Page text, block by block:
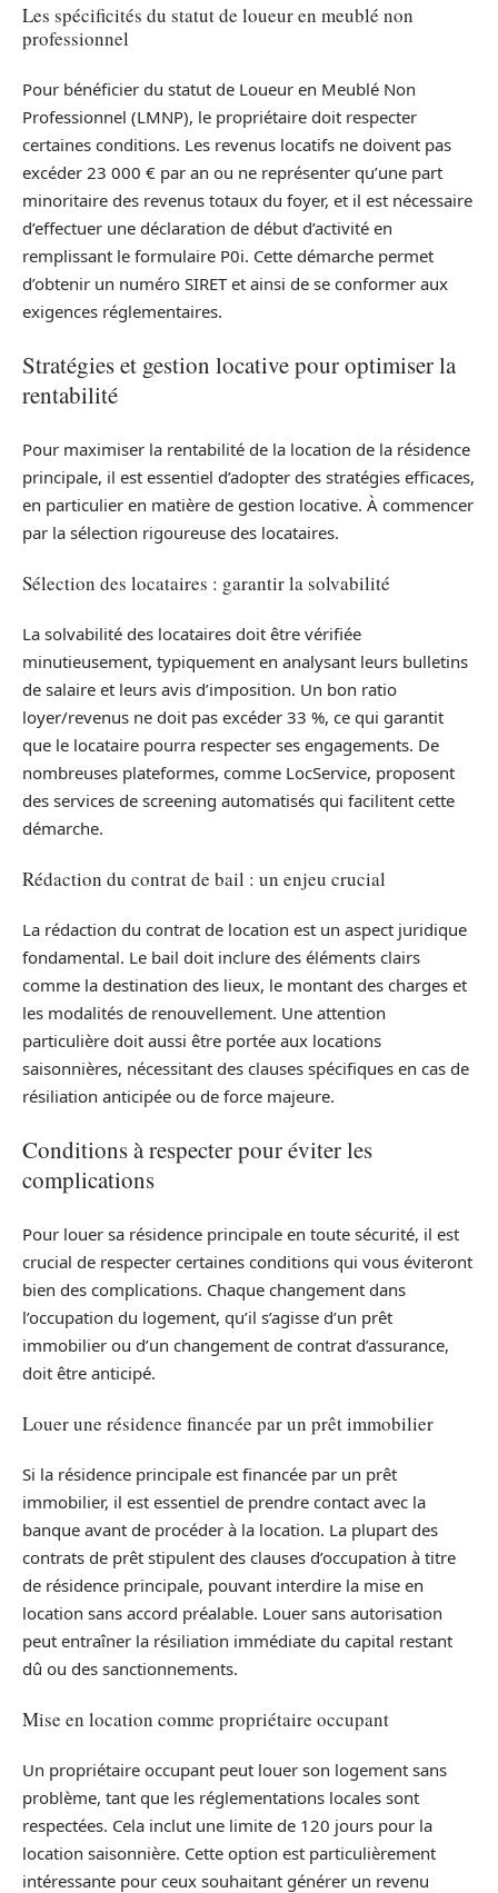
Les spécificités du statut de loueur en meublé non
professionnel
Pour bénéficier du statut de Loueur en Meublé Non
Professionnel (LMNP), le propriétaire doit respecter
certaines conditions. Les revenus locatifs ne doivent pas
excéder 23 000 € par an ou ne représenter qu’une part
minoritaire des revenus totaux du foyer, et il est nécessaire
d’effectuer une déclaration de début d’activité en
remplissant le formulaire P0i. Cette démarche permet
d’obtenir un numéro SIRET et ainsi de se conformer aux
exigences réglementaires.
Stratégies et gestion locative pour optimiser la
rentabilité
Pour maximiser la rentabilité de la location de la résidence
principale, il est essentiel d’adopter des stratégies efficaces,
en particulier en matière de gestion locative. À commencer
par la sélection rigoureuse des locataires.
Sélection des locataires : garantir la solvabilité
La solvabilité des locataires doit être vérifiée
minutieusement, typiquement en analysant leurs bulletins
de salaire et leurs avis d’imposition. Un bon ratio
loyer/revenus ne doit pas excéder 33 %, ce qui garantit
que le locataire pourra respecter ses engagements. De
nombreuses plateformes, comme LocService, proposent
des services de screening automatisés qui facilitent cette
démarche.
Rédaction du contrat de bail : un enjeu crucial
La rédaction du contrat de location est un aspect juridique
fondamental. Le bail doit inclure des éléments clairs
comme la destination des lieux, le montant des charges et
les modalités de renouvellement. Une attention
particulière doit aussi être portée aux locations
saisonnières, nécessitant des clauses spécifiques en cas de
résiliation anticipée ou de force majeure.
Conditions à respecter pour éviter les
complications
Pour louer sa résidence principale en toute sécurité, il est
crucial de respecter certaines conditions qui vous éviteront
bien des complications. Chaque changement dans
l’occupation du logement, qu’il s’agisse d’un prêt
immobilier ou d’un changement de contrat d’assurance,
doit être anticipé.
Louer une résidence financée par un prêt immobilier
Si la résidence principale est financée par un prêt
immobilier, il est essentiel de prendre contact avec la
banque avant de procéder à la location. La plupart des
contrats de prêt stipulent des clauses d’occupation à titre
de résidence principale, pouvant interdire la mise en
location sans accord préalable. Louer sans autorisation
peut entraîner la résiliation immédiate du capital restant
dû ou des sanctionnements.
Mise en location comme propriétaire occupant
Un propriétaire occupant peut louer son logement sans
problème, tant que les réglementations locales sont
respectées. Cela inclut une limite de 120 jours pour la
location saisonnière. Cette option est particulièrement
intéressante pour ceux souhaitant générer un revenu